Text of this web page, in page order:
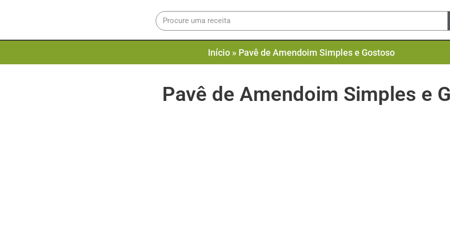
Início » Pavê de Amendoim Simples e Gostoso
Pavê de Amendoim Simples e